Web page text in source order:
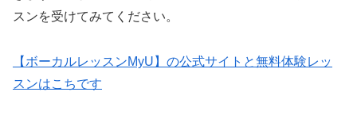
スンを受けてみてください。
【ボーカルレッスンMyU】の公式サイトと無料体験レッ
スンはこちです